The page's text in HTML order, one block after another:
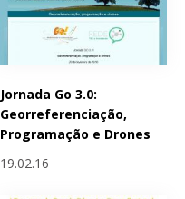
Jornada Go 3.0:
Georreferenciação,
Programação e Drones
19.02.16